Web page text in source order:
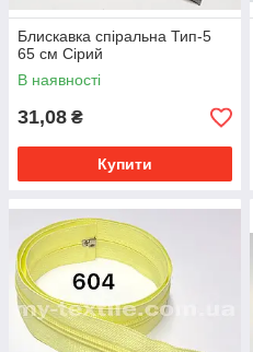
Блискавка спіральна Тип-5
65 см Сірий
В наявності
31,08 ₴
Купити